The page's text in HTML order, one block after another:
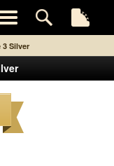
3 Silver